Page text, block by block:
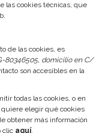
las cookies técnicas, que
de las cookies, es
80346505, domicilio en C/
son accesibles en la
todas las cookies, o en
quiere elegir qué cookies
obtener más información
clic aquí.
Centro